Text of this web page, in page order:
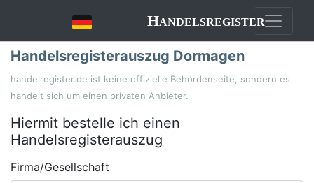
Handelsregister
Handelsregisterauszug Dormagen
handelregister.de ist keine offizielle Behördenseite, sondern es
handelt sich um einen privaten Anbieter.
Hiermit bestelle ich einen
Handelsregisterauszug
Firma/Gesellschaft